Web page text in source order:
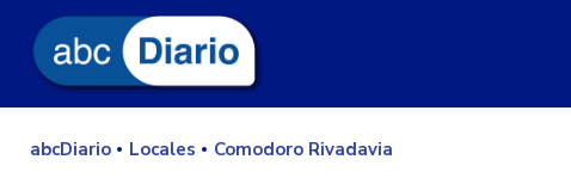
abcDiario Locales Comodoro Rivadavia